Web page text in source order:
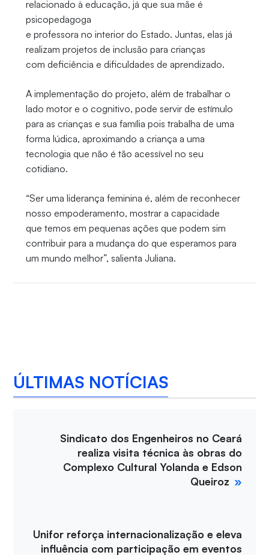
relacionado à educação, já que sua mãe é
psicopedagoga
e professora no interior do Estado. Juntas, elas já
realizam projetos de inclusão para crianças
com deficiência e dificuldades de aprendizado.
A implementação do projeto, além de trabalhar o
lado motor e o cognitivo, pode servir de estímulo
para as crianças e sua família pois trabalha de uma
forma lúdica, aproximando a criança a uma
tecnologia que não é tão acessível no seu
cotidiano.
“Ser uma liderança feminina é, além de reconhecer
nosso empoderamento, mostrar a capacidade
que temos em pequenas ações que podem sim
contribuir para a mudança do que esperamos para
um mundo melhor”, salienta Juliana.
ÚLTIMAS NOTÍCIAS
Sindicato dos Engenheiros no Ceará
realiza visita técnica às obras do
Complexo Cultural Yolanda e Edson
Queiroz
Unifor reforça internacionalização e eleva
influência com participação em eventos